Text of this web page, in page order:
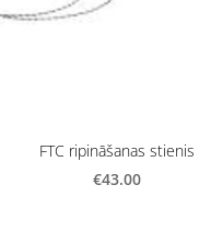
FTC ripināšanas stienis
€43.00